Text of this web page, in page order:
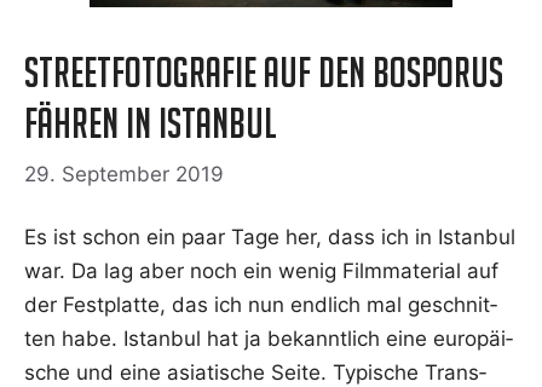
Streetfotografie auf den Bosporus
Fähren in Istanbul
29. September 2019
Es ist schon ein paar Tage her, dass ich in Istan­bul
war. Da lag aber noch ein wenig Film­ma­te­ri­al auf
der Fest­plat­te, das ich nun end­lich mal geschnit­
ten habe. Istan­bul hat ja bekannt­lich eine euro­päi­
sche und eine asia­ti­sche Sei­te. Typi­sche Trans­